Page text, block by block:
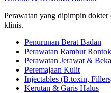
Perawatan yang dipimpin dokter
klinis.
Penurunan Berat Badan
Perawatan Rambut Rontok
Perawatan Jerawat &
Peremajaan Kulit
Injectables (B.toxin,
Kerutan & Garis Halus